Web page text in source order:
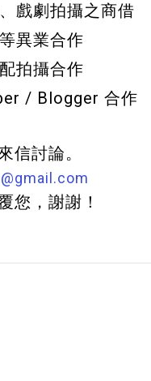
戲劇拍攝之商借
異業合作
拍攝合作
/ Blogger 合作
信討論。
您，謝謝！